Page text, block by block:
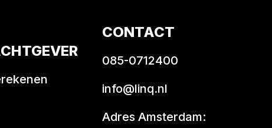
CONTACT
085-0712400
info@linq.nl
Adres Amsterdam: